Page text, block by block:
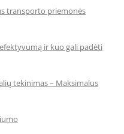
transporto priemonės
ir kuo gali padėti
tekinimas – Maksimalus